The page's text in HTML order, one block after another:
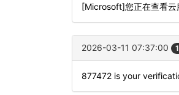
[Microsoft]您正在查看云
2026-03-11 07:37:00
877472 is your